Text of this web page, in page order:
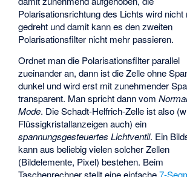
Polarisationsrichtung des Lichts wird nicht
gedreht und damit kann es den zweiten
Polarisationsfilter nicht mehr passieren.
Ordnet man die Polarisationsfilter parallel
zueinander an, dann ist die Zelle ohne
dunkel und wird erst mit zunehmender
transparent. Man spricht dann vom
Mode. Die Schadt-Helfrich-Zelle ist also
Flüssigkristallanzeigen auch) ein
spannungsgesteuertes Lichtventil. Ein
kann aus beliebig vielen solcher Zellen
(Bildelemente, Pixel) bestehen. Beim
Taschenrechner stellt eine einfache7-